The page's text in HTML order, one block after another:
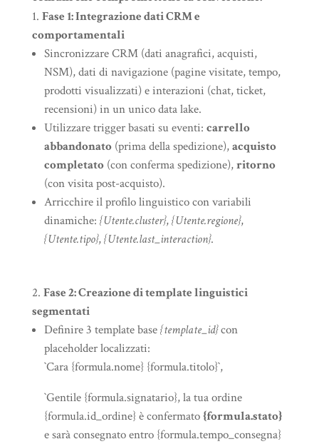
Fase 1: Integrazione dati CRM e
comportamentali
Sincronizzare CRM (dati anagrafici, acquisti,
NSM), dati di navigazione (pagine visitate, tempo,
prodotti visualizzati) e interazioni (chat, ticket,
recensioni) in un unico data lake.
Utilizzare trigger basati su eventi: carrello
abbandonato(prima della spedizione),acquisto
completato(con conferma spedizione),ritorno
(con visita post-acquisto).
Arricchire il profilo linguistico con variabili
dinamiche: {Utente.cluster},{Utente.regione},
{Utente.tipo},{Utente.last_interaction}.
Fase 2: Creazione di template linguistici
segmentati
Definire 3 template base{template_id}con
placeholder localizzati:
`Cara {formula.nome} {formula.titolo}`,
`Gentile {formula.signatario}, la tua ordine
{formula.id_ordine} è confermato{formula.stato}
e sarà consegnato entro {formula.tempo_consegna}